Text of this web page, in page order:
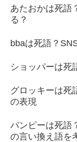
あたおかは死語
る？
bbaは死語？
ショッパーは死
グロッキーは死
の表現
パンピーは死語
の言い換え語を